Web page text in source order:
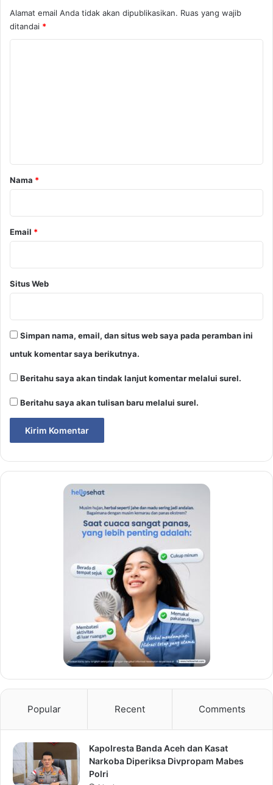
Alamat email Anda tidak akan dipublikasikan. Ruas yang wajib
ditandai *
rNama *
Email *
Situs Web
Simpan nama, email, dan situs web saya pada peramban ini
untuk komentar saya berikutnya.
Beritahu saya akan tindak lanjut komentar melalui surel.
Beritahu saya akan tulisan baru melalui surel.
Popular Recent Comments
Kapolresta Banda Aceh dan Kasat
Narkoba Diperiksa Divpropam Mabes
Polri